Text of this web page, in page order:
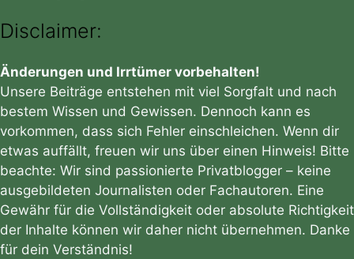
Disclaimer:
Änderungen und Irrtümer vorbehalten!
Unsere Beiträge entstehen mit viel Sorgfalt und nach
bestem Wissen und Gewissen. Dennoch kann es
vorkommen, dass sich Fehler einschleichen. Wenn dir
etwas auffällt, freuen wir uns über einen Hinweis! Bitte
beachte: Wir sind passionierte Privatblogger – keine
ausgebildeten Journalisten oder Fachautoren. Eine
Gewähr für die Vollständigkeit oder absolute Richtigkeit
der Inhalte können wir daher nicht übernehmen. Danke
für dein Verständnis!